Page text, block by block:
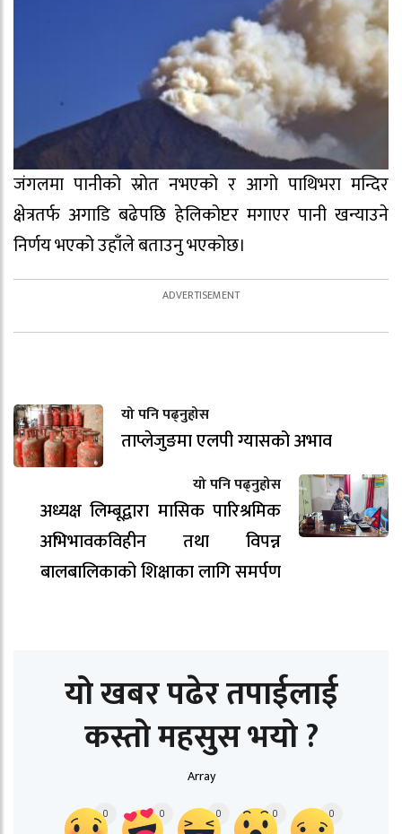
जंगलमा पानीको स्रोत नभएको र आगो पाथिभरा मन्दिर
क्षेत्रतर्फ अगाडि बढेपछि हेलिकोप्टर मगाएर पानी खन्याउने
निर्णय भएको उहाँले बताउनु भएकोछ।
यो पनि पढ्नुहोस
ताप्लेजुङमा एलपी ग्यासको अभाव
यो पनि पढ्नुहोस
अध्यक्ष लिम्बूद्वारा मासिक पारिश्रमिक
अभिभावकविहीन तथा विपन्न
बालबालिकाको शिक्षाका लागि समर्पण
यो खबर पढेर तपाईलाई
कस्तो महसुस भयो ?
Array
0 0 0 0 0